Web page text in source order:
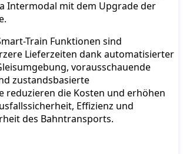
Intermodal mit dem Upgrade der
Train Funktionen sind
Lieferzeiten dank automatisierter
vorausschauende
zustandsbasierte
reduzieren die Kosten und erhöhen
Effizienz und
des Bahntransports.